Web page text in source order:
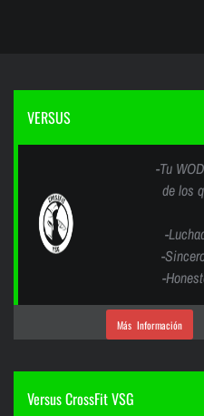
VERSUS
-Tu
de los
-
-
-
Más Información
Versus CrossFit VSG